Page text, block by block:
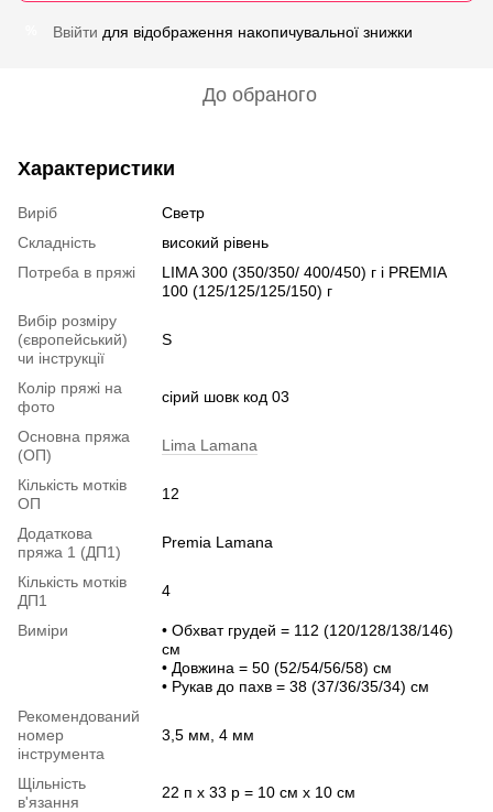
Ввійти для відображення накопичувальної знижки
До обраного
Характеристики
Виріб
Светр
Складність
високий рівень
Потреба в пряжі
LIMA 300 (350/350/ 400/450) г і PREMIA
100 (125/125/125/150) г
Вибір розміру
(європейський)
чи інструкції
S
Колір пряжі на
фото
сірий шовк код 03
Основна пряжа
(ОП)
Lima Lamana
Кількість мотків
ОП
12
Додаткова
пряжа 1 (ДП1)
Premia Lamana
Кількість мотків
ДП1
4
Виміри
• Обхват грудей = 112 (120/128/138/146)
см
• Довжина = 50 (52/54/56/58) см
• Рукав до пахв = 38 (37/36/35/34) см
Рекомендований
номер
інструмента
3,5 мм, 4 мм
Щільність
в'язання
22 п х 33 р = 10 см х 10 см